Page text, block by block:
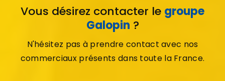
Vous désirez contacter le groupe
Galopin ?
N'hésitez pas à prendre contact avec nos
commerciaux présents dans toute la France.